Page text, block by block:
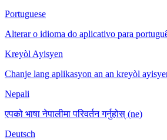
Portuguese
Alterar o idioma do aplicativo para
Kreyòl Ayisyen
Chanje lang aplikasyon an an kreyòl
Nepali
एपको भाषा नेपालीमा परिवर्तन गर्नुहोस् (ne)
Deutsch